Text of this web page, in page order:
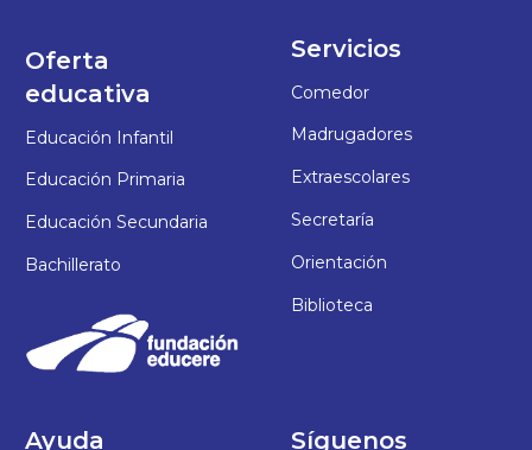
Oferta
educativa
Educación Infantil
Educación Primaria
Educación Secundaria
Bachillerato
Servicios
Comedor
Madrugadores
Extraescolares
Secretaría
Orientación
Biblioteca
Ayuda Síguenos